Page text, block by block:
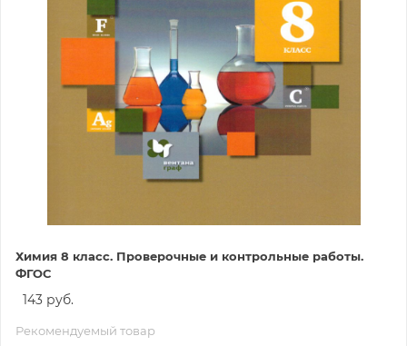
Химия 8 класс. Проверочные и контрольные работы.
ФГОС
143 руб.
Рекомендуемый товар